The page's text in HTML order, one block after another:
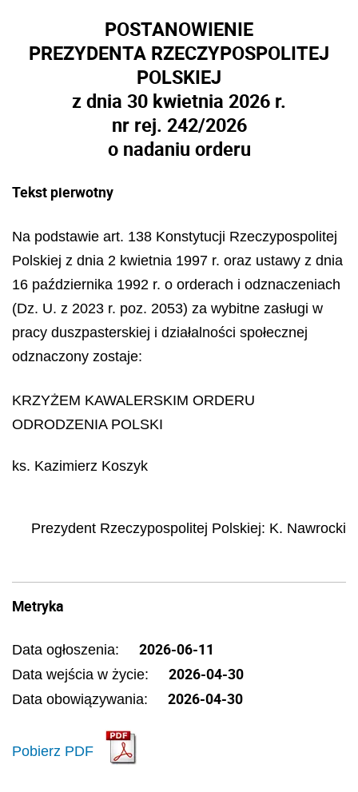
POSTANOWIENIE
PREZYDENTA RZECZYPOSPOLITEJ
POLSKIEJ
z dnia 30 kwietnia 2026 r.
nr rej. 242/2026
o nadaniu orderu
Tekst pierwotny
Na podstawie art. 138 Konstytucji Rzeczypospolitej
Polskiej z dnia 2 kwietnia 1997 r. oraz ustawy z dnia
16 października 1992 r. o orderach i odznaczeniach
(Dz. U. z 2023 r. poz. 2053) za wybitne zasługi w
pracy duszpasterskiej i działalności społecznej
odznaczony zostaje:
KRZYŻEM KAWALERSKIM ORDERU
ODRODZENIA POLSKI
ks. Kazimierz Koszyk
Prezydent Rzeczypospolitej Polskiej: K. Nawrocki
Metryka
Data ogłoszenia: 2026-06-11
Data wejścia w życie: 2026-04-30
Data obowiązywania: 2026-04-30
Pobierz PDF